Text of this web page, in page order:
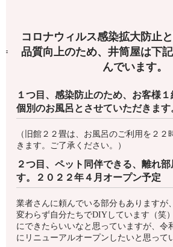
コロナウィルス感染拡大防止
品質向上のため、井筒屋は下
んでいます。
１つ目、感染防止のため、お客様
個別のお風呂とさせていただきます
（旧館２２畳は、お風呂のご利用を２
きます。ご了承ください。）
２つ目、ペット同伴できる、離れ
す。２０２２年４月オープン予定
業者さんに頼んでいる部分もありますが
変わらず自分たちでDIYしています（笑
にできたらいいなと思っていますが、令
にリニューアルオープンしたいと思って